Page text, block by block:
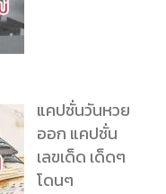
แคปชั่นวันหวย
ออก แคปชั่น
เลขเด็ด เด็ดๆ
โดนๆ